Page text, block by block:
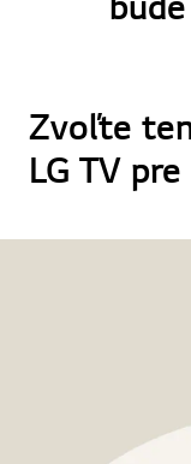
Zvoľte
LG TV